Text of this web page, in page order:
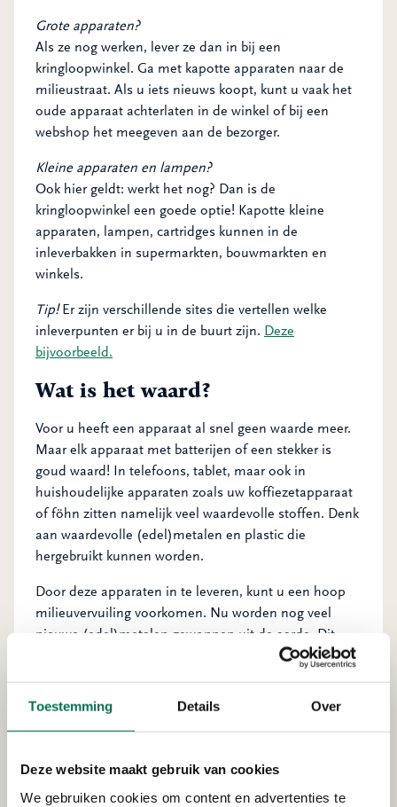
Toestemming Details Over
Deze website maakt gebruik van cookies
We gebruiken cookies om content en advertenties te
Grote apparaten?
Als ze nog werken, lever ze dan in bij een
kringloopwinkel. Ga met kapotte apparaten naar de
milieustraat. Als u iets nieuws koopt, kunt u vaak het
oude apparaat achterlaten in de winkel of bij een
webshop het meegeven aan de bezorger.
Kleine apparaten en lampen?
Ook hier geldt: werkt het nog? Dan is de
kringloopwinkel een goede optie! Kapotte kleine
apparaten, lampen, cartridges kunnen in de
inleverbakken in supermarkten, bouwmarkten en
winkels.
Tip!Er zijn verschillende sites die vertellen welke
inleverpunten er bij u in de buurt zijn. Deze
bijvoorbeeld.
Wat is het waard?
Voor u heeft een apparaat al snel geen waarde meer.
Maar elk apparaat met batterijen of een stekker is
goud waard! In telefoons, tablet, maar ook in
huishoudelijke apparaten zoals uw koffiezetapparaat
of föhn zitten namelijk veel waardevolle stoffen. Denk
aan waardevolle (edel)metalen en plastic die
hergebruikt kunnen worden.
Door deze apparaten in te leveren, kunt u een hoop
milieuvervuiling voorkomen. Nu worden nog veel
nieuwe (edel)metalen gewonnen uit de aarde. Dit
kost veel energie en is vervuilend voor het milieu.Er is
goud wordt weggegooid. Zonde, er zijn ook nog eens
genoeg hergebruiksprojecten. Bijvoorbeeld door er
metalen is heel klimaat- en natuurbewust!
En gooit u de oude apparaten in de grijze bak? Liever